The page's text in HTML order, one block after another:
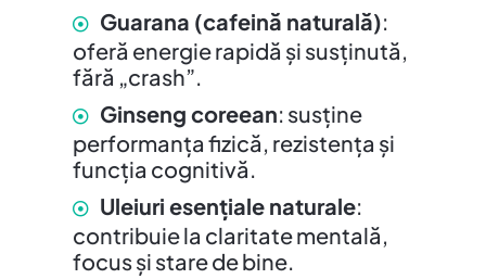
Guarana (cafeină naturală):
oferă energie rapidă și susținută,
fără „crash”.
Ginseng coreean: susține
performanța fizică, rezistența și
funcția cognitivă.
Uleiuri esențiale naturale:
contribuie la claritate mentală,
focus și stare de bine.